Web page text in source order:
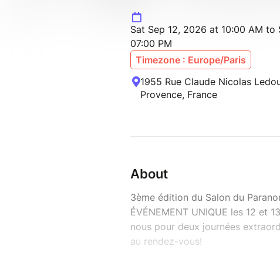
Sat Sep 12, 2026 at 10:00 AM to
07:00 PM
Timezone : Europe/Paris
1955 Rue Claude Nicolas
Provence, France
About
3ème édition du Salon du
ÉVÉNEMENT UNIQUE les 12 et
nous pour deux journées
au rendez-vous!